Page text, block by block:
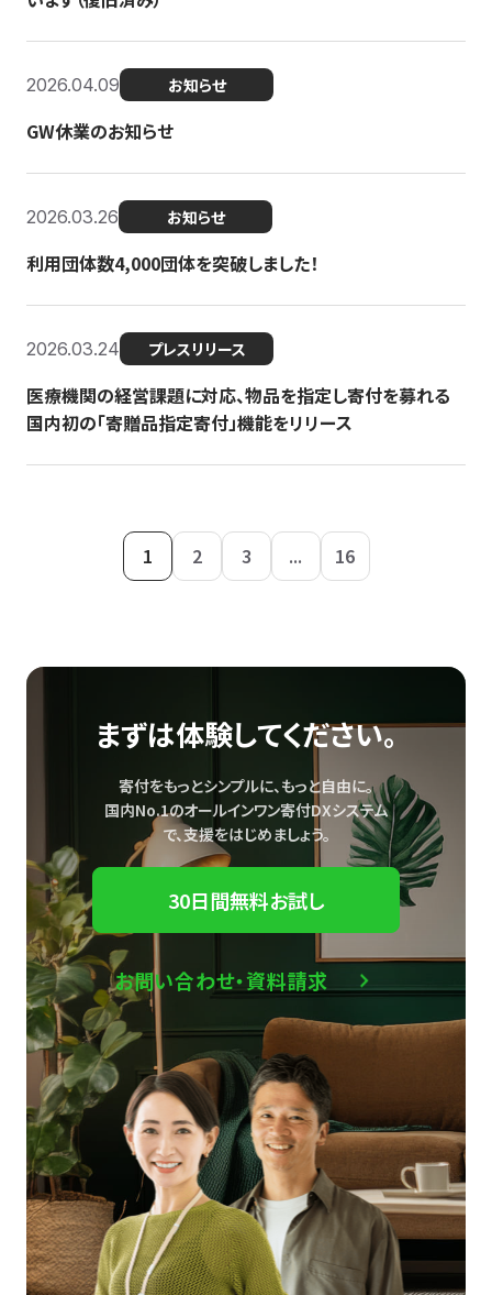
2026.04.09 お知らせ
GW休業のお知らせ
2026.03.26 お知らせ
利用団体数4,000団体を突破しました！
2026.03.24 プレスリリース
医療機関の経営課題に対応、物品を指定し寄付を募れる
国内初の「寄贈品指定寄付」機能をリリース
1 2 3 ... 16
まずは体験してください。
寄付をもっとシンプルに、もっと自由に。
国内No.1のオールインワン寄付DXシステム
で、支援をはじめましょう。
30日間無料お試し
お問い合わせ・資料請求